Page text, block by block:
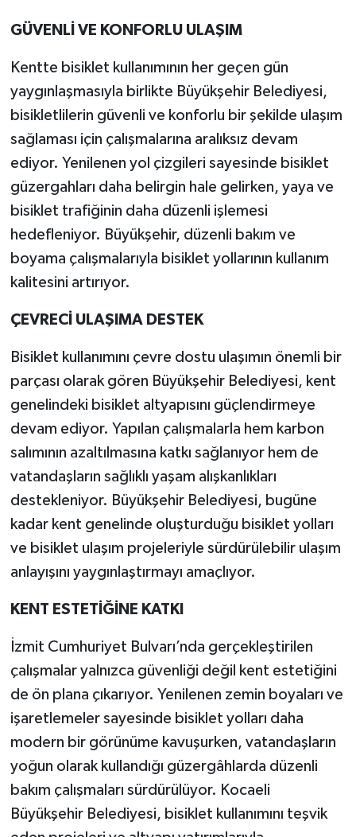
GÜVENLİ VE KONFORLU ULAŞIM
Kentte bisiklet kullanımının her geçen gün
yaygınlaşmasıyla birlikte Büyükşehir Belediyesi,
bisikletlilerin güvenli ve konforlu bir şekilde ulaşım
sağlaması için çalışmalarına aralıksız devam
ediyor. Yenilenen yol çizgileri sayesinde bisiklet
güzergahları daha belirgin hale gelirken, yaya ve
bisiklet trafiğinin daha düzenli işlemesi
hedefleniyor. Büyükşehir, düzenli bakım ve
boyama çalışmalarıyla bisiklet yollarının kullanım
kalitesini artırıyor.
ÇEVRECİ ULAŞIMA DESTEK
Bisiklet kullanımını çevre dostu ulaşımın önemli bir
parçası olarak gören Büyükşehir Belediyesi, kent
genelindeki bisiklet altyapısını güçlendirmeye
devam ediyor. Yapılan çalışmalarla hem karbon
salımının azaltılmasına katkı sağlanıyor hem de
vatandaşların sağlıklı yaşam alışkanlıkları
destekleniyor. Büyükşehir Belediyesi, bugüne
kadar kent genelinde oluşturduğu bisiklet yolları
ve bisiklet ulaşım projeleriyle sürdürülebilir ulaşım
anlayışını yaygınlaştırmayı amaçlıyor.
KENT ESTETİĞİNE KATKI
İzmit Cumhuriyet Bulvarı’nda gerçekleştirilen
çalışmalar yalnızca güvenliği değil kent estetiğini
de ön plana çıkarıyor. Yenilenen zemin boyaları ve
işaretlemeler sayesinde bisiklet yolları daha
modern bir görünüme kavuşurken, vatandaşların
yoğun olarak kullandığı güzergâhlarda düzenli
bakım çalışmaları sürdürülüyor. Kocaeli
Büyükşehir Belediyesi, bisiklet kullanımını teşvik